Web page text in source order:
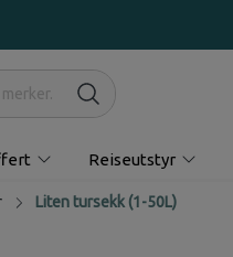
Reiseutstyr
Liten tursekk (1-50L)